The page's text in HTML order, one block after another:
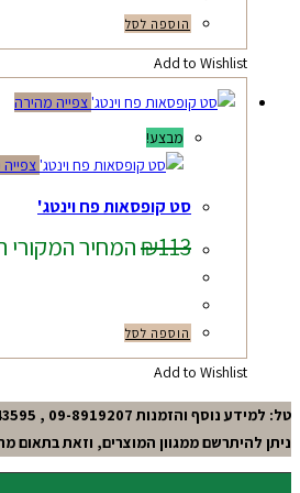
הוספה לסל
Add to Wishlist
צפייה מהירה
מבצע!
סט קופסאות פח וינטג'
₪113 המחיר המקורי היה:
הוספה לסל
Add to Wishlist
טל: למידע נוסף והזמנות 09-8919207 , 050-3643595 חיה. מושב חרות,גוש תל-מונד.
ניתן להיתרשם ממגוון המוצרים, וזאת בתאום